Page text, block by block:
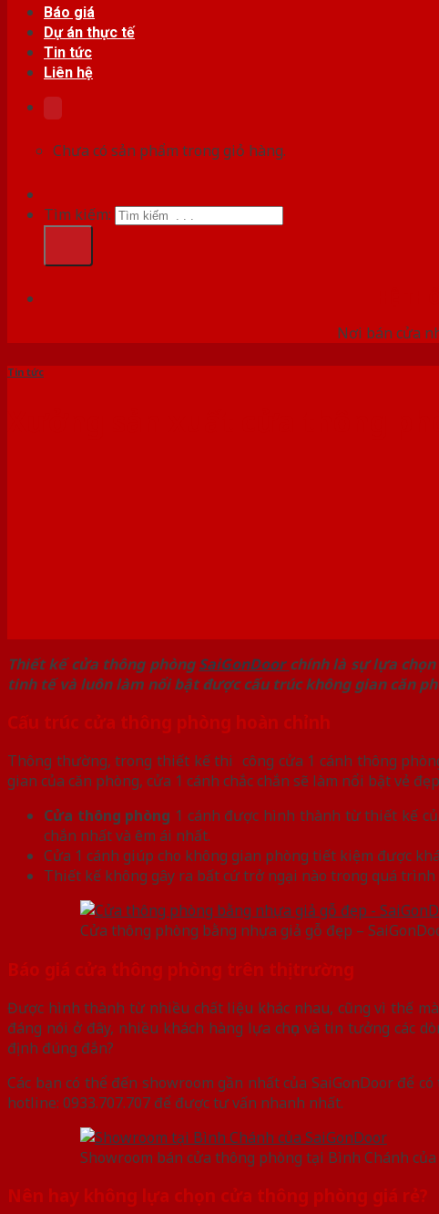
Báo giá
Dự án thực tế
Tin tức
Liên hệ
Chưa có sản phẩm trong giỏ hàng.
Tìm kiếm:
Nơi bán cửa
Tin tức
Thiết kế cửa thông phòngSaiGonDoor chính là sự lựa
tinh tế và luôn làm nổi bật được cấu trúc không gian căn
Cấu trúc cửa thông phòng hoàn chỉnh
Thông thường, trong thiết kế thi công cửa 1 cánh thông
gian của căn phòng, cửa 1 cánh chắc chắn sẽ làm nổi bật vẻ
Cửa thông phòng 1 cánh được hình thành từ thiết kế
chắn nhất và êm ái nhất.
Cửa 1 cánh giúp cho không gian phòng tiết kiệm được
Thiết kế không gây ra bất cứ trở ngại nào trong quá trình
Cửa thông phòng bằng nhựa giả gỗ đẹp –
Báo giá cửa thông phòng trên thị trường
Được hình thành từ nhiều chất liệu khác nhau, cũng vì thế
đáng nói ở đây, nhiều khách hàng lựa chọn và tin tưởng các
định đúng đắn?
Các bạn có thể đến showroom gần nhất của SaiGonDoor để
hotline: 0933.707.707 để được tư vấn nhanh nhất.
Showroom bán cửa thông phòng tại Bình Chánh
Nên hay không lựa chọn cửa thông phòng giá rẻ?